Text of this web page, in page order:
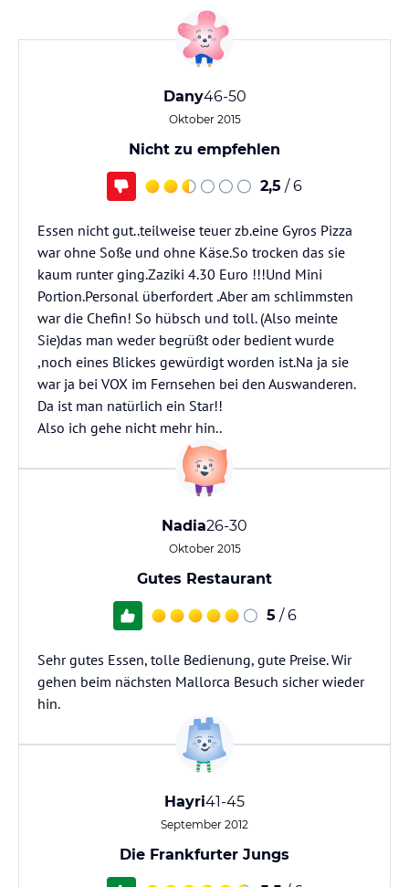
Dany46-50
Oktober 2015
Nicht zu empfehlen
2,5 / 6
Essen nicht gut..teilweise teuer zb.eine Gyros Pizza
war ohne Soße und ohne Käse.So trocken das sie
kaum runter ging.Zaziki 4.30 Euro !!!Und Mini
Portion.Personal überfordert .Aber am schlimmsten
war die Chefin! So hübsch und toll. (Also meinte
Sie)das man weder begrüßt oder bedient wurde
,noch eines Blickes gewürdigt worden ist.Na ja sie
war ja bei VOX im Fernsehen bei den Auswanderen.
Da ist man natürlich ein Star!!
Also ich gehe nicht mehr hin..
Nadia26-30
Oktober 2015
Gutes Restaurant
5 / 6
Sehr gutes Essen, tolle Bedienung, gute Preise. Wir
gehen beim nächsten Mallorca Besuch sicher wieder
hin.
Hayri41-45
September 2012
Die Frankfurter Jungs